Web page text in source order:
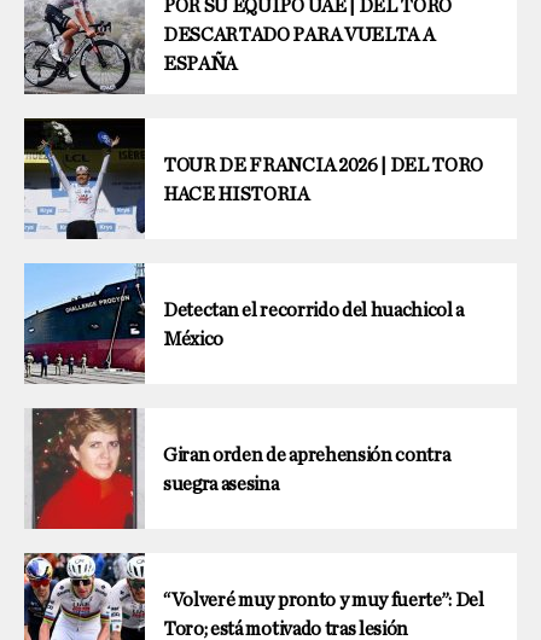
POR SU EQUIPO UAE | DEL TORO
DESCARTADO PARA VUELTA A
ESPAÑA
TOUR DE FRANCIA 2026 | DEL TORO
HACE HISTORIA
Detectan el recorrido del huachicol a
México
Giran orden de aprehensión contra
suegra asesina
“Volveré muy pronto y muy fuerte”: Del
Toro; está motivado tras lesión